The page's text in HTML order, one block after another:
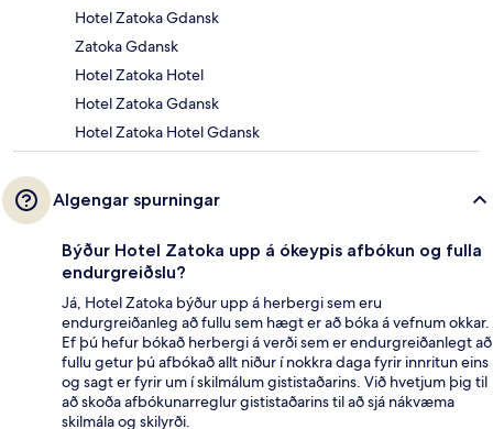
Hotel Zatoka Gdansk
Zatoka Gdansk
Hotel Zatoka Hotel
Hotel Zatoka Gdansk
Hotel Zatoka Hotel Gdansk
Algengar spurningar
Býður Hotel Zatoka upp á ókeypis afbókun og fulla
endurgreiðslu?
Já, Hotel Zatoka býður upp á herbergi sem eru
endurgreiðanleg að fullu sem hægt er að bóka á vefnum okkar.
Ef þú hefur bókað herbergi á verði sem er endurgreiðanlegt að
fullu getur þú afbókað allt niður í nokkra daga fyrir innritun eins
og sagt er fyrir um í skilmálum gististaðarins. Við hvetjum þig til
að skoða afbókunarreglur gististaðarins til að sjá nákvæma
skilmála og skilyrði.